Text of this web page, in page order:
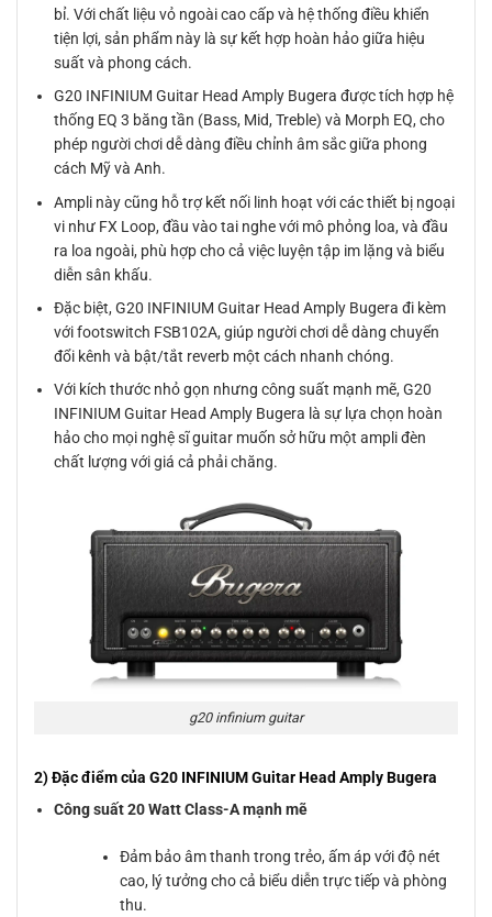
bỉ. Với chất liệu vỏ ngoài cao cấp và hệ thống điều khiển
tiện lợi, sản phẩm này là sự kết hợp hoàn hảo giữa hiệu
suất và phong cách.
G20 INFINIUM Guitar Head Amply Bugera được tích hợp hệ
thống EQ 3 băng tần (Bass, Mid, Treble) và Morph EQ, cho
phép người chơi dễ dàng điều chỉnh âm sắc giữa phong
cách Mỹ và Anh.
Ampli này cũng hỗ trợ kết nối linh hoạt với các thiết bị ngoại
vi như FX Loop, đầu vào tai nghe với mô phỏng loa, và đầu
ra loa ngoài, phù hợp cho cả việc luyện tập im lặng và biểu
diễn sân khấu.
Đặc biệt, G20 INFINIUM Guitar Head Amply Bugera đi kèm
với footswitch FSB102A, giúp người chơi dễ dàng chuyển
đổi kênh và bật/tắt reverb một cách nhanh chóng.
Với kích thước nhỏ gọn nhưng công suất mạnh mẽ, G20
INFINIUM Guitar Head Amply Bugera là sự lựa chọn hoàn
hảo cho mọi nghệ sĩ guitar muốn sở hữu một ampli đèn
chất lượng với giá cả phải chăng.
g20 infinium guitar
2) Đặc điểm của G20 INFINIUM Guitar Head Amply Bugera
Công suất 20 Watt Class-A mạnh mẽ
Đảm bảo âm thanh trong trẻo, ấm áp với độ nét
cao, lý tưởng cho cả biểu diễn trực tiếp và phòng
thu.